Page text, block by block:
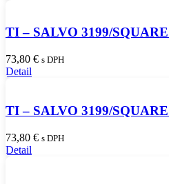
TI – SALVO 3199/
73,80 € s DPH
Detail
TI – SALVO 3199/
73,80 € s DPH
Detail